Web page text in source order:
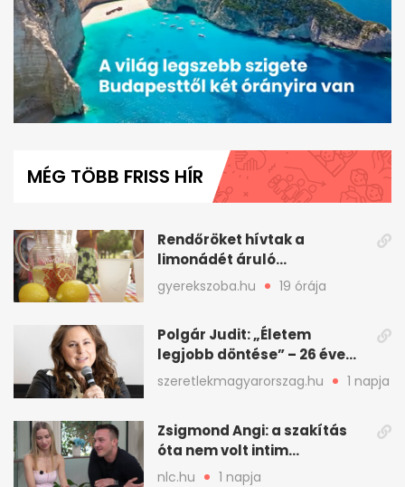
minute,
MÉG TÖBB FRISS HÍR
Rendőröket hívtak a
limonádét áruló
kiskamaszokra zsebpénzért
gyerekszoba.hu 19 órája
Polgár Judit: „Életem
legjobb döntése” – 26 éve
férjével ünnepel
szeretlekmagyarorszag.hu 1 napja
Zsigmond Angi: a szakítás
óta nem volt intim
kapcsolata senkivel
nlc.hu 1 napja